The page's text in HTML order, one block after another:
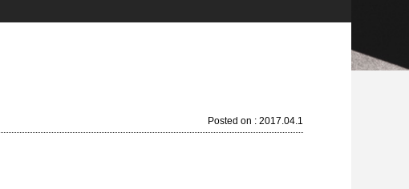
Posted on : 2017.04.1